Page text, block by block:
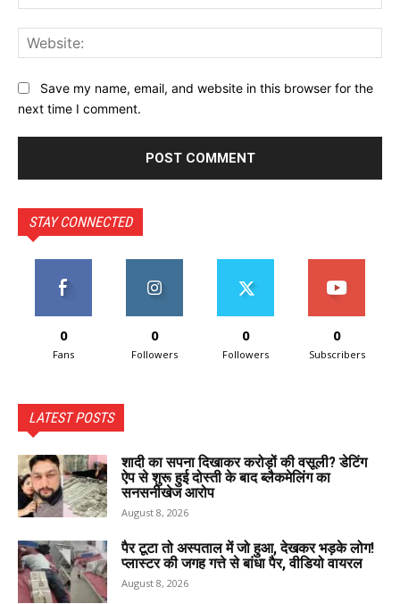
Save my name, email, and website in this browser for the
next time I comment.
STAY CONNECTED
0
Fans
0
Followers
0
Followers
0
Subscribers
LATEST POSTS
शादी का सपना दिखाकर करोड़ों की वसूली? डेटिंग
ऐप से शुरू हुई दोस्ती के बाद ब्लैकमेलिंग का
सनसनीखेज आरोप
August 8, 2026
पैर टूटा तो अस्पताल में जो हुआ, देखकर भड़के लोग!
प्लास्टर की जगह गत्ते से बांधा पैर, वीडियो वायरल
August 8, 2026